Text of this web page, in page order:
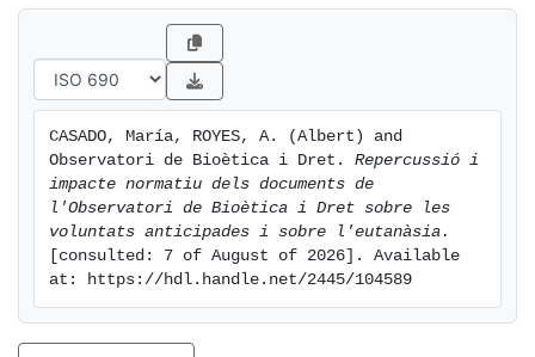
CASADO, María, ROYES, A. (Albert) and
Observatori de Bioètica i Dret. Repercussió i
impacte normatiu dels documents de
l'Observatori de Bioètica i Dret sobre les
voluntats anticipades i sobre l'eutanàsia.
[consulted: 7 of August of 2026]. Available
at: https://hdl.handle.net/2445/104589